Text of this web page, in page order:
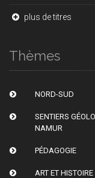
plus de titres
Thèmes
NORD-SUD
SENTIERS
NAMUR
PÉDAGOGIE
ART ET HISTOIRE